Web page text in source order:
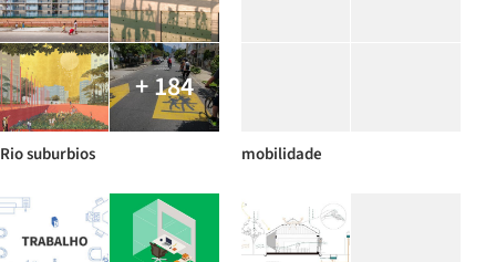
+ 184
Rio suburbios mobilidade